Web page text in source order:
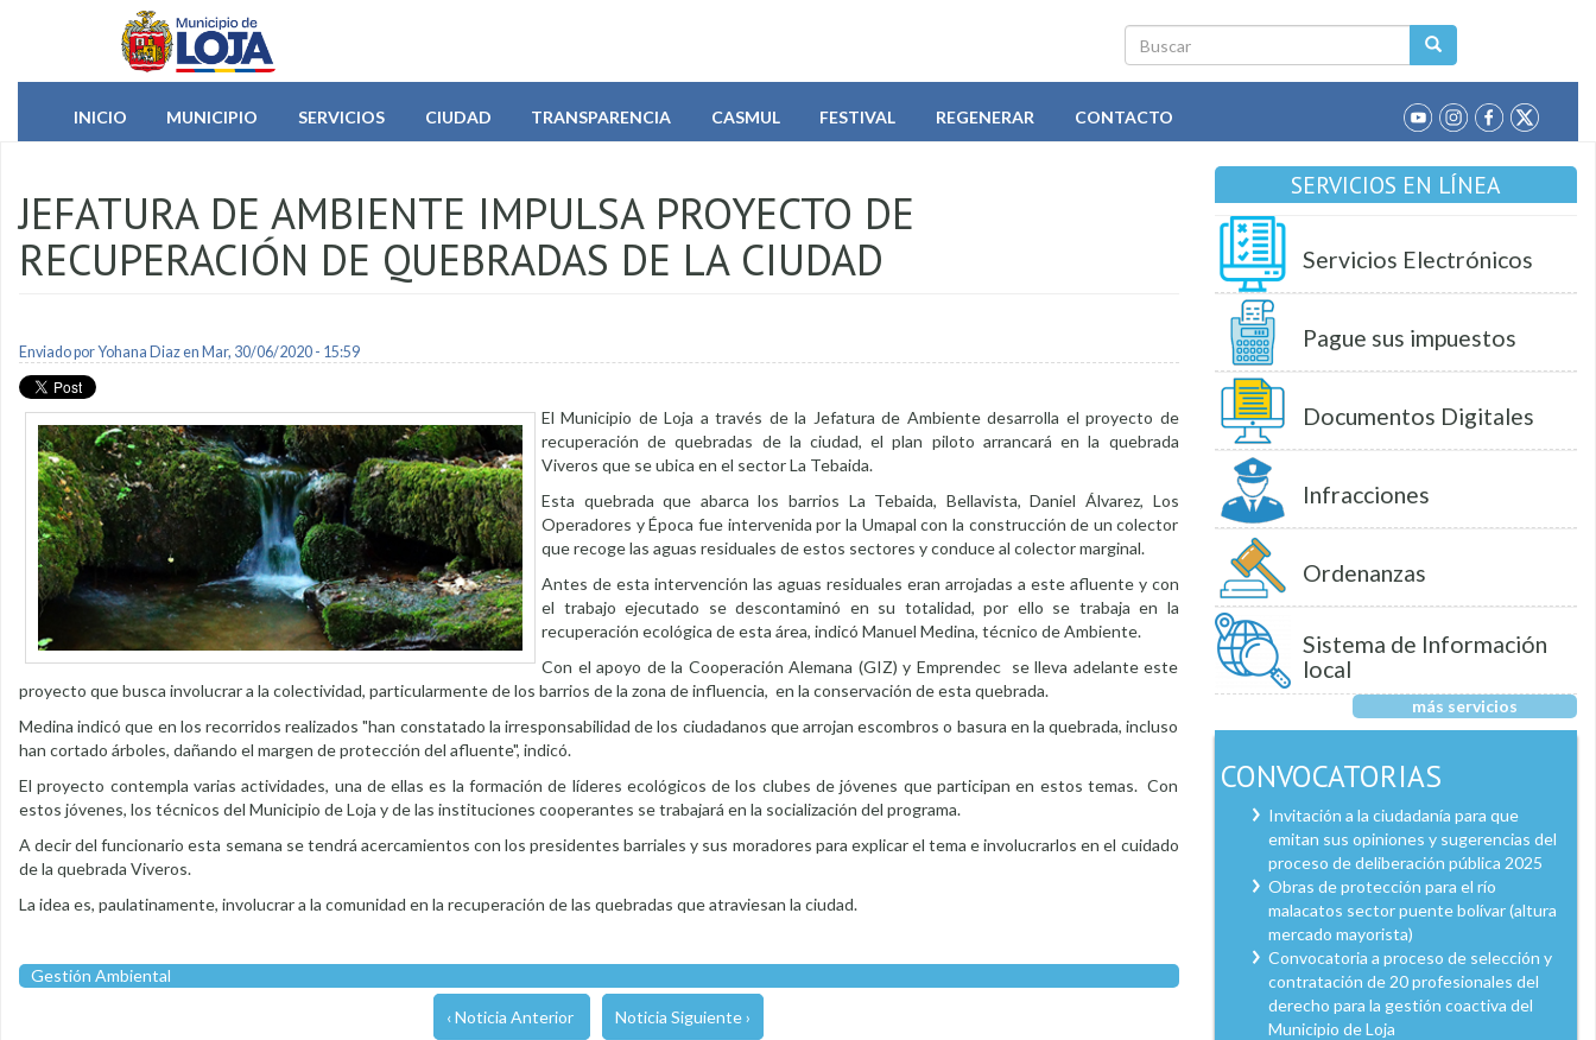
Pasar al contenido principal
Buscar
INICIO
MUNICIPIO SERVICIOS CIUDAD TRANSPARENCIA CASMUL FESTIVAL REGENERAR CONTACTO
JEFATURA DE AMBIENTE IMPULSA PROYECTO DE
RECUPERACIÓN DE QUEBRADAS DE LA CIUDAD
Enviado porYohana Diazen Mar, 30/06/2020 - 15:59
El Municipio de Loja a través de la Jefatura de Ambiente desarrolla el proyecto de
recuperación de quebradas de la ciudad, el plan piloto arrancará en la quebrada
Viveros que se ubica en el sector La Tebaida.
Esta quebrada que abarca los barrios La Tebaida, Bellavista, Daniel Álvarez, Los
Operadores y Época fue intervenida por la Umapal con la construcción de un colector
que recoge las aguas residuales de estos sectores y conduce al colector marginal.
Antes de esta intervención las aguas residuales eran arrojadas a este afluente y con
el trabajo ejecutado se descontaminó en su totalidad, por ello se trabaja en la
recuperación ecológica de esta área, indicó Manuel Medina, técnico de Ambiente.
Con el apoyo de la Cooperación Alemana (GIZ) y Emprendec se lleva adelante este
proyecto que busca involucrar a la colectividad, particularmente de los barrios de la zona de influencia, en la conservación de esta quebrada.
Medina indicó que en los recorridos realizados "han constatado la irresponsabilidad de los ciudadanos que arrojan escombros o basura en la quebrada, incluso
han cortado árboles, dañando el margen de protección del afluente", indicó.
El proyecto contempla varias actividades, una de ellas es la formación de líderes ecológicos de los clubes de jóvenes que participan en estos temas. Con
estos jóvenes, los técnicos del Municipio de Loja y de las instituciones cooperantes se trabajará en la socialización del programa.
A decir del funcionario esta semana se tendrá acercamientos con los presidentes barriales y sus moradores para explicar el tema e involucrarlos en el cuidado
de la quebrada Viveros.
La idea es, paulatinamente, involucrar a la comunidad en la recuperación de las quebradas que atraviesan la ciudad.
Gestión Ambiental
‹ Noticia Anterior Noticia Siguiente ›
SERVICIOS EN LÍNEA
Servicios Electrónicos
Pague sus impuestos
Documentos Digitales
Infracciones
Ordenanzas
Sistema de Información
local
más servicios
CONVOCATORIAS
Invitación a la ciudadanía para que
emitan sus opiniones y sugerencias del
proceso de deliberación pública 2025
Obras de protección para el río
malacatos sector puente bolívar (altura
mercado mayorista)
Convocatoria a proceso de selección y
contratación de 20 profesionales del
derecho para la gestión coactiva del
Municipio de Loja